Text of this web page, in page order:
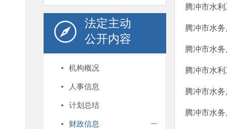
法定主动
公开内容
机构概况
人事信息
计划总结
财政信息
腾冲市水
腾冲市水
腾冲市水
腾冲市水
腾冲市水
腾冲市水